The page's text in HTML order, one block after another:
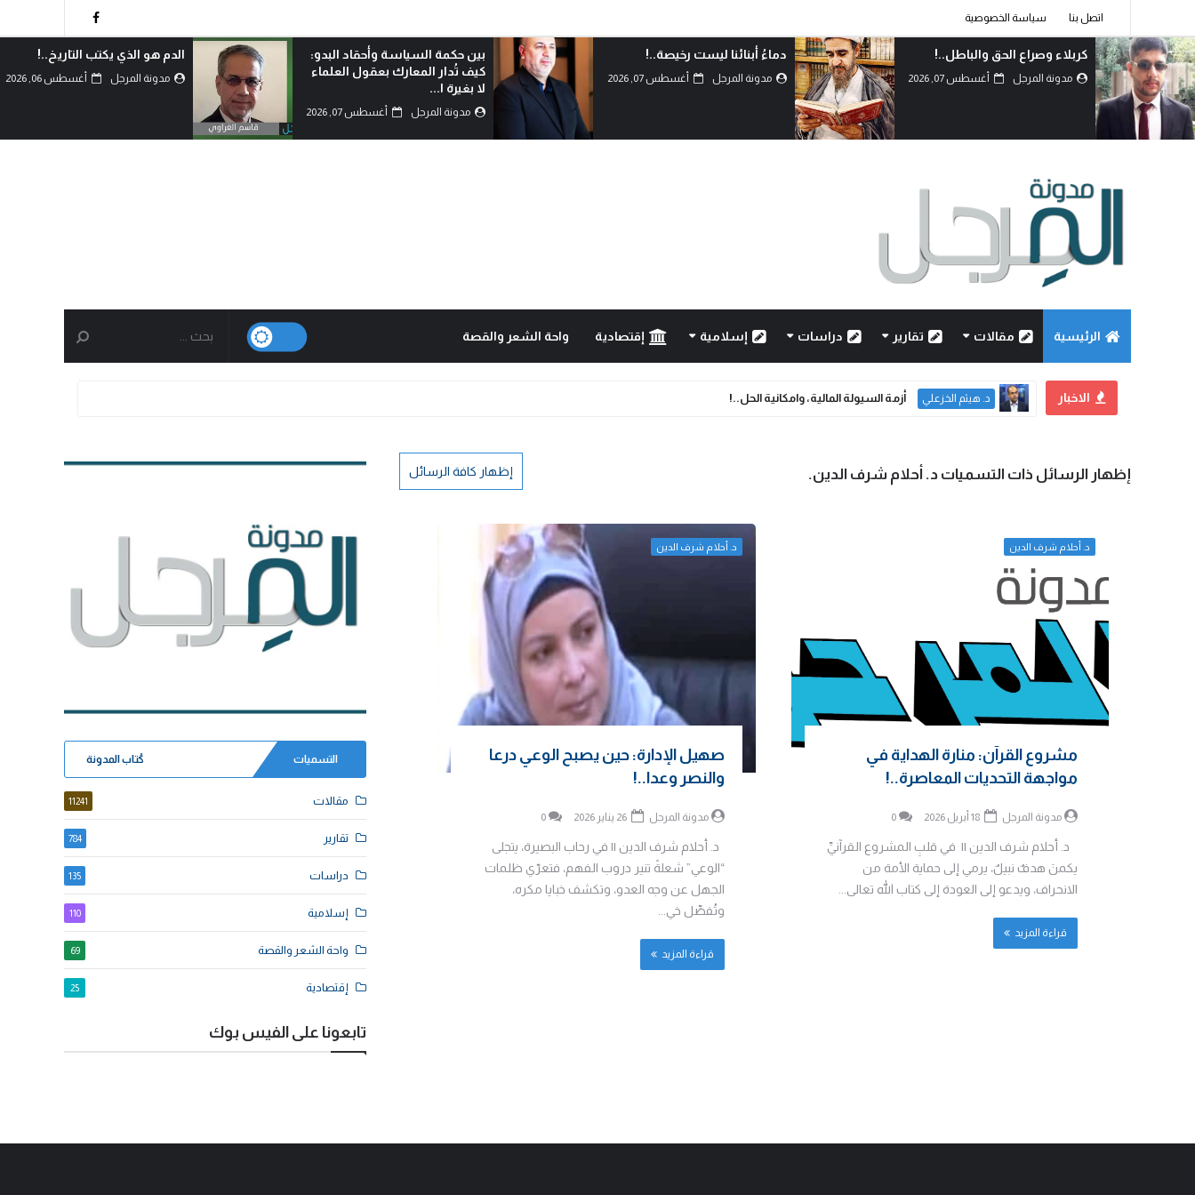
اتصل بنا سياسة الخصوصية
كربلاء وصراع الحق والباطل..!
مدونة المرجل أغسطس 07, 2026
دماءُ أبنائنا ليست رخيصة..!
مدونة المرجل أغسطس 07, 2026
بين حكمة السياسة وأحقاد البدو:
كيف تُدار المعارك بعقول العلماء
لا بغيرة ا...
مدونة المرجل أغسطس 07, 2026
الدم هو الذي يكتب التاريخ..!
مدونة المرجل أغسطس 06, 2026
الرئيسية مقالات تقارير دراسات إسلامية إقتصادية واحة الشعر والقصة
الاخبار د. هيثم الخزعلي أزمة السيولة المالية، وامكانية الحل..!
‏إظهار الرسائل ذات التسميات د. أحلام شرف الدين. إظهار كافة الرسائل
د. أحلام شرف الدين
مشروع القرآن: منارة الهداية في
مواجهة التحديات المعاصرة..!
مدونة المرجل 0
د. أحلام شرف الدين || في قلبِ المشروع القرآنيِّ
يكمنَ هدفٌ نبيلٌ، يرمي إلى حماية الأمة من
الانحراف، ويدعو إلى العودة إلى كتاب الله تعالى...
قراءة المزيد
د. أحلام شرف الدين
صهيل الإدارة: حين يصبح الوعي درعا
والنصر وعدا..!
مدونة المرجل 26 يناير 2026 0
د. أحلام شرف الدين || في رحاب البصيرة، يتجلى
“الوعي” شعلةً تنير دروب الفهم، فتعرّي ظلمات
الجهل عن وجه العدو، وتكشف خبايا مكره،
وتُفصِّل خي...
قراءة المزيد
التسميات كُتاب المدونة
مقالات 11241
تقارير 784
دراسات 135
إسلامية 110
واحة الشعر والقصة 69
إقتصادية 25
تابعونا على الفيس بوك